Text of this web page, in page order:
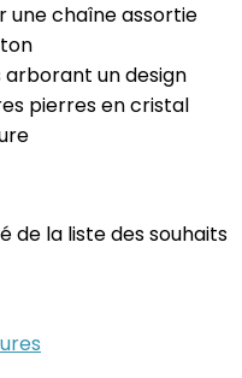
une chaîne assortie
arborant un design
pierres en cristal
de la liste des souhaits